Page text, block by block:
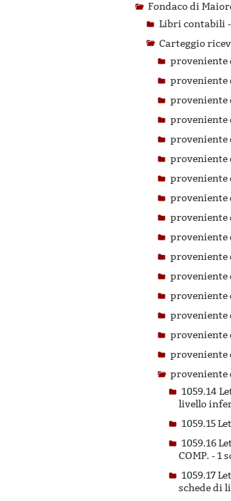
Fondaco di
Libri contabili -
Carteggio
proveniente
proveniente
proveniente
proveniente
proveniente
proveniente
proveniente
proveniente
proveniente
proveniente
proveniente
proveniente
proveniente
proveniente
proveniente
proveniente
proveniente
1059.14
livello
1059.15
1059.16
COMP. -1
1059.17
schede di